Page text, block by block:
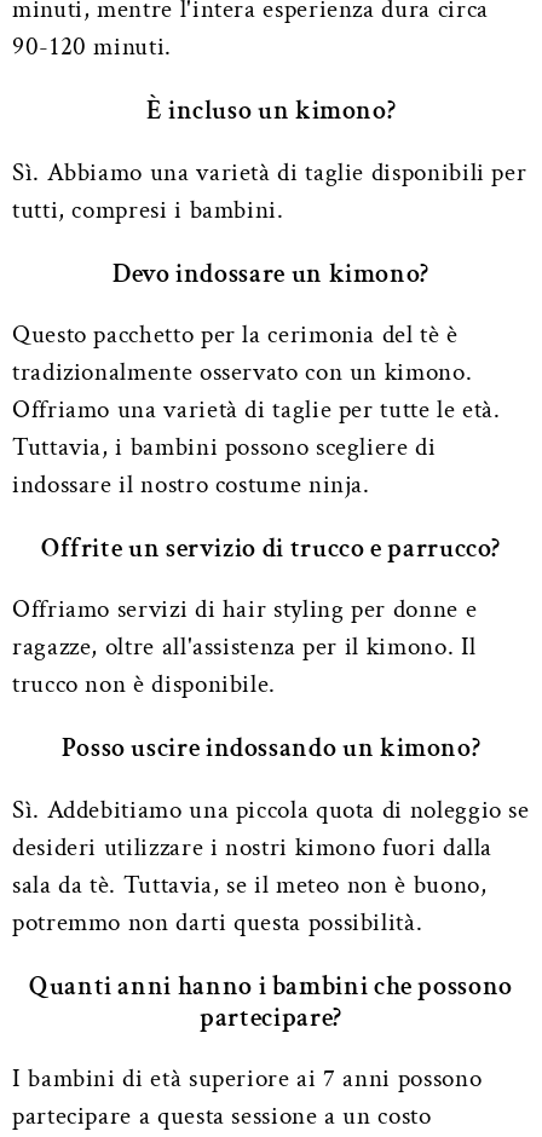
minuti, mentre l'intera esperienza dura circa
90-120 minuti.
È incluso un kimono?
Sì. Abbiamo una varietà di taglie disponibili per
tutti, compresi i bambini.
Devo indossare un kimono?
Questo pacchetto per la cerimonia del tè è
tradizionalmente osservato con un kimono.
Offriamo una varietà di taglie per tutte le età.
Tuttavia, i bambini possono scegliere di
indossare il nostro costume ninja.
Offrite un servizio di trucco e parrucco?
Offriamo servizi di hair styling per donne e
ragazze, oltre all'assistenza per il kimono. Il
trucco non è disponibile.
Posso uscire indossando un kimono?
Sì. Addebitiamo una piccola quota di noleggio se
desideri utilizzare i nostri kimono fuori dalla
sala da tè. Tuttavia, se il meteo non è buono,
potremmo non darti questa possibilità.
Quanti anni hanno i bambini che possono
partecipare?
I bambini di età superiore ai 7 anni possono
partecipare a questa sessione a un costo